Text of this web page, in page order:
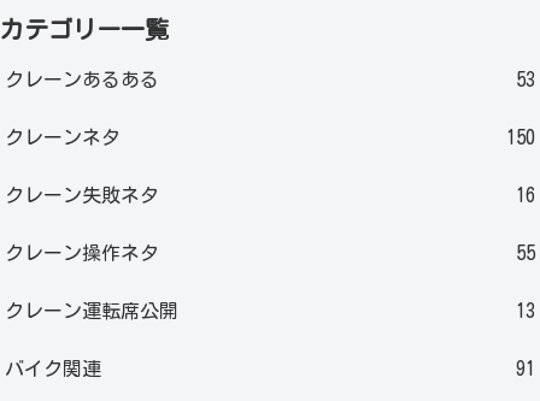
カテゴリー一覧
クレーンあるある 53
クレーンネタ 150
クレーン失敗ネタ 16
クレーン操作ネタ 55
クレーン運転席公開 13
バイク関連 91